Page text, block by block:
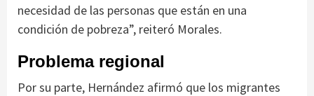
necesidad de las personas que están en una
condición de pobreza”, reiteró Morales.
Problema regional
Por su parte, Hernández afirmó que los migrantes